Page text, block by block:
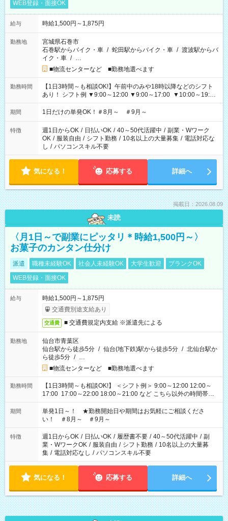
WEB登録・面接OK
給与 時給1,500円～1,875円
勤務地
宮城県石巻市
石巻駅からバイク・車 / 蛇田駅からバイク・車 / 渡波駅からバ
イク・車 / …
■物流センターなど ■勤務地選べます
勤務時間
【1日3時間～も相談OK!】午前中のみや18時以降などのシフト
あり！ シフト例 ▼9:00～12:00 ▼9:00～17:00 ▼10:00～19:00
▼18:00～21:00
期間 1日だけの単発OK！＃8月～ ＃9月～
特徴 週1日からOK / 日払いOK / 40～50代活躍中 / 副業・Wワーク
OK / 服装自由 / シフト勤務 / 10名以上の大量募集 / 電話対応な
し / パソコンスキル不要
気になる！ 応募する 詳細へ
掲載日：2026.08.09
未読
〈月1日～で副業にピッタリ＊時給1,500円～〉
お菓子のカンタン仕分け
派遣 職種未経験OK 社会人未経験OK 大学生歓迎
ブランクOK
WEB登録・面接OK
給与
時給1,500円～1,875円
交通費別途支給あり
交通費 ■ 交通費規定内支給 ※派遣先による
勤務地
仙台市青葉区
仙台駅から徒歩5分 / 仙台(地下鉄)駅から徒歩5分 / 北仙台駅か
ら徒歩5分 / …
■物流センターなど ■勤務地選べます
勤務時間
【1日3時間～も相談OK!】 ＜シフト例＞ 9:00～12:00 12:00～
17:00 17:00～22:00 18:00～21:00 など こちら以外の時間帯も
お気軽にご相談ください！
期間
単発1日～！ ★勤務開始日や期間はお気軽にご相談くださ
い！ ＃8月～ ＃9月～
特徴 週1日からOK / 日払いOK / 履歴書不要 / 40～50代活躍中 / 副
業・WワークOK / 服装自由 / シフト勤務 / 10名以上の大量募
集 / 電話対応なし / パソコンスキル不要
気になる！ 応募する 詳細へ